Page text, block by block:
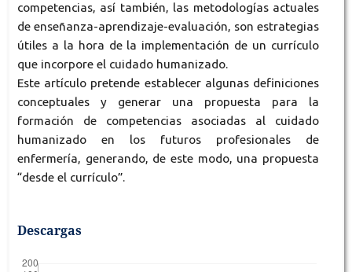
competencias, así también, las metodologías actuales
de enseñanza-aprendizaje-evaluación, son estrategias
útiles a la hora de la implementación de un currículo
que incorpore el cuidado humanizado.
Este artículo pretende establecer algunas definiciones
conceptuales y generar una propuesta para la
formación de competencias asociadas al cuidado
humanizado en los futuros profesionales de
enfermería, generando, de este modo, una propuesta
“desde el currículo”.
Descargas